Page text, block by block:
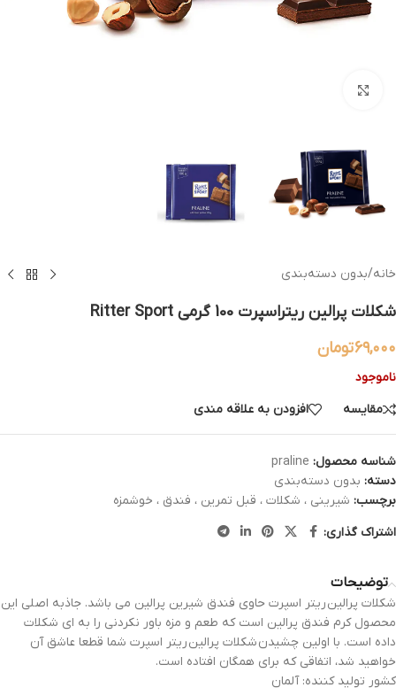
خانه/بدون دسته‌بندی
شکلات پرالین ریتراسپرت 100 گرمی Ritter Sport
۶۹,۰۰۰تومان
ناموجود
مقایسه
افزودن به علاقه مندی
شناسه محصول: praline
دسته: بدون دسته‌بندی
برچسب: شیرینی ، شکلات ، قبل تمرین ، فندق ، خوشمزه
اشتراک گذاری:
توضیحات
شکلات پرالین ریتر اسپرت حاوی فندق شیرین پرالین می باشد. جاذبه اصلی این
محصول کرم فندق پرالین است که طعم و مزه باور نکردنی را به ای شکلات
داده است. با اولین چشیدن شکلات پرالین ریتر اسپرت شما قطعا عاشق آن
خواهید شد، اتفاقی که برای همگان افتاده است.
کشور تولید کننده: آلمان